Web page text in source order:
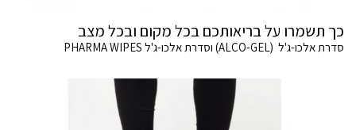
כך תשמרו על בריאותכם בכל מקום ובכל מצב
סדרת אלכו-ג'ל (ALCO-GEL) וסדרת אלכו-ג'ל PHARMA WIPES